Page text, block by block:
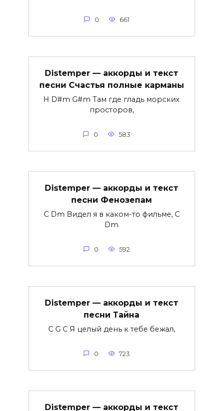
0 661
Distemper — аккорды и текст
песни Счастья полные карманы
H D#m G#m Там где гладь морских
просторов,
0 583
Distemper — аккорды и текст
песни Фенозепам
C Dm Видел я в каком-то фильме, C
Dm
0 592
Distemper — аккорды и текст
песни Тайна
C G C Я целый день к тебе бежал,
0 723
Distemper — аккорды и текст